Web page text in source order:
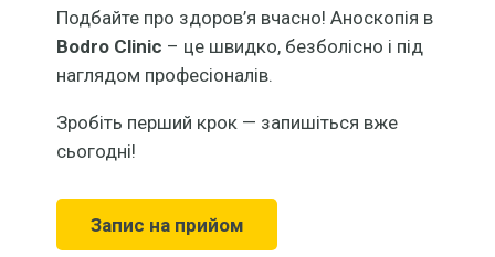
Подбайте про здоров’я вчасно! Аноскопія в
Bodro Clinic – це швидко, безболісно і під
наглядом професіоналів.
Зробіть перший крок — запишіться вже
сьогодні!
Запис на прийом